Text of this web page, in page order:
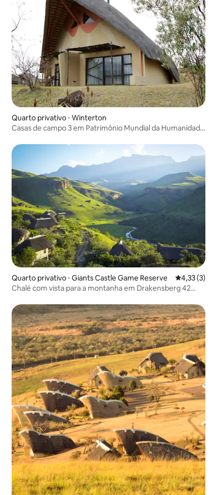
Quarto privativo ⋅ Winterton
Casas de campo 3 em Patrimônio Mundial da Humanidade
Quarto privativo ⋅ Giants Castle Game Reserve 4,33 de
4,33 (3)
Chalé com vista para a montanha em Drakensberg 42